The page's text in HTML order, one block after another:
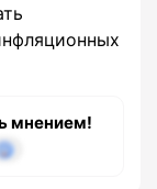
мнением!